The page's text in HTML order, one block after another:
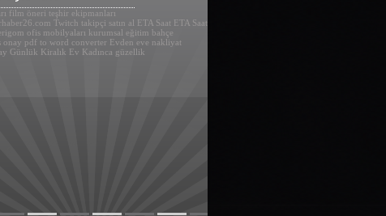
film öneri teşhir ekipmanları
Twitch takipçi satın al ETA Saat ETA Saat
ofis mobilyaları kurumsal eğitim bahçe
onay pdf to word converter Evden eve nakliyat
Günlük Kiralık Ev Kadınca güzellik